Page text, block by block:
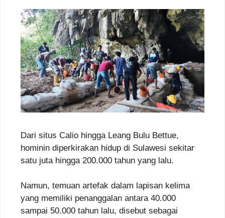
Dari situs Calio hingga Leang Bulu Bettue,
hominin diperkirakan hidup di Sulawesi sekitar
satu juta hingga 200.000 tahun yang lalu.
Namun, temuan artefak dalam lapisan kelima
yang memiliki penanggalan antara 40.000
sampai 50.000 tahun lalu, disebut sebagai